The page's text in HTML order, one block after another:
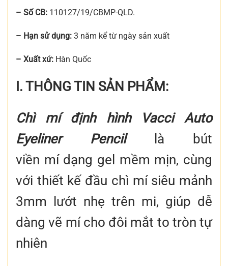
– Số CB: 110127/19/CBMP-QLD.
– Hạn sử dụng: 3 năm kể từ ngày sản xuất
– Xuất xứ: Hàn Quốc
I. THÔNG TIN SẢN PHẨM:
Chì mí định hình Vacci Auto
Eyeliner Pencillà bút
viền mí dạng gel mềm mịn, cùng
với thiết kế đầu chì mí siêu mảnh
3mm lướt nhẹ trên mi, giúp dễ
dàng vẽ mí cho đôi mắt to tròn tự
nhiên